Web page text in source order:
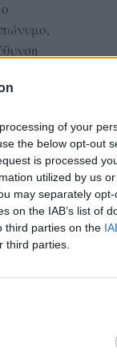
of your
the below opt-out
is processed
utilized by us
may separately
on the IAB’s list of
third parties on the
third parties.
από
ή